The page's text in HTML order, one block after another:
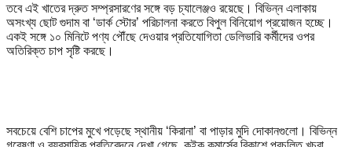
তবে এই খাতের দ্রুত সম্প্রসারণের সঙ্গে বড় চ্যালেঞ্জও রয়েছে। বিভিন্ন এলাকায়
অসংখ্য ছোট গুদাম বা ‘ডার্ক স্টোর’ পরিচালনা করতে বিপুল বিনিয়োগ প্রয়োজন হচ্ছে।
একই সঙ্গে ১০ মিনিটে পণ্য পৌঁছে দেওয়ার প্রতিযোগিতা ডেলিভারি কর্মীদের ওপর
অতিরিক্ত চাপ সৃষ্টি করছে।
সবচেয়ে বেশি চাপের মুখে পড়েছে স্থানীয় ‘কিরানা’ বা পাড়ার মুদি দোকানগুলো। বিভিন্ন